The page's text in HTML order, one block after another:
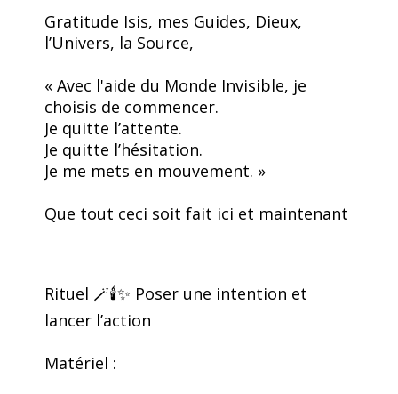
Gratitude Isis, mes Guides, Dieux,
l’Univers, la Source,
« Avec l'aide du Monde Invisible, je
choisis de commencer.
Je quitte l’attente.
Je quitte l’hésitation.
Je me mets en mouvement. »
Que tout ceci soit fait ici et maintenant
Rituel 🪄🕯️✨ Poser une intention et
lancer l’action
Matériel :